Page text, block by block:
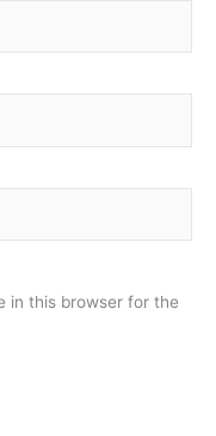
in this browser for the